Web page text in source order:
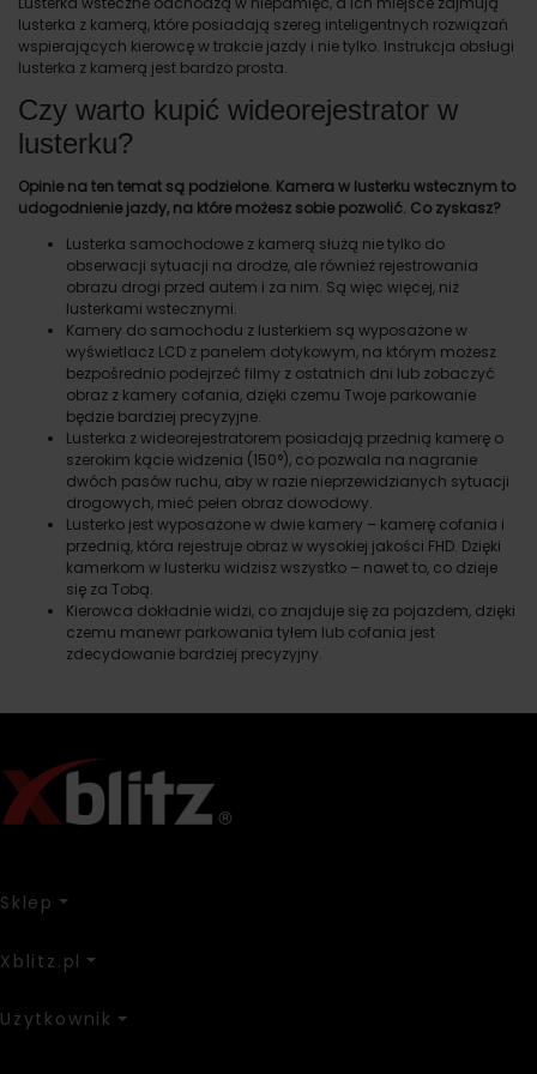
lusterka z kamerą, które posiadają szereg inteligentnych rozwiązań
wspierających kierowcę w trakcie jazdy i nie tylko. Instrukcja obsługi
lusterka z kamerą jest bardzo prosta.
Czy warto kupić wideorejestrator w
lusterku?
Opinie na ten temat są podzielone. Kamera w lusterku wstecznym to
udogodnienie jazdy, na które możesz sobie pozwolić. Co zyskasz?
Lusterka samochodowe z kamerą służą nie tylko do
obserwacji sytuacji na drodze, ale również rejestrowania
obrazu drogi przed autem i za nim. Są więc więcej, niż
lusterkami wstecznymi.
Kamery do samochodu z lusterkiem są wyposażone w
wyświetlacz LCD z panelem dotykowym, na którym możesz
bezpośrednio podejrzeć filmy z ostatnich dni lub zobaczyć
obraz z kamery cofania, dzięki czemu Twoje parkowanie
będzie bardziej precyzyjne.
Lusterka z wideorejestratorem posiadają przednią kamerę o
szerokim kącie widzenia (150°), co pozwala na nagranie
dwóch pasów ruchu, aby w razie nieprzewidzianych sytuacji
drogowych, mieć pełen obraz dowodowy.
Lusterko jest wyposażone w dwie kamery – kamerę cofania i
przednią, która rejestruje obraz w wysokiej jakości FHD. Dzięki
kamerkom w lusterku widzisz wszystko – nawet to, co dzieje
się za Tobą.
Kierowca dokładnie widzi, co znajduje się za pojazdem, dzięki
czemu manewr parkowania tyłem lub cofania jest
zdecydowanie bardziej precyzyjny.
Sklep
Xblitz.pl
Użytkownik